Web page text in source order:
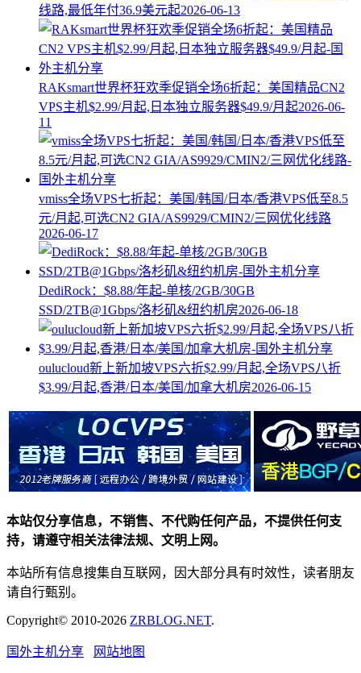
线路,最低年付36.9美元起2026-06-13
RAKsmart世界杯狂欢季促销全场6折起：美国精品CN2
VPS主机$2.99/月起,日本独立服务器$49.9/月起2026-06-
11
vmiss全场VPS七折起：美国/韩国/日本/香港VPS低至8.5
元/月起,可选CN2 GIA/AS9929/CMIN2/三网优化线路
2026-06-17
DediRock：$8.88/年起-单核/2GB/30GB
SSD/2TB@1Gbps/洛杉矶&纽约机房2026-06-18
oulucloud新上新加坡VPS六折$2.99/月起,全场VPS八折
$3.99/月起,香港/日本/美国/加拿大机房2026-06-15
本站仅分享信息，不销售、不代购任何产品，不提供任何支
持，请遵守相关法律法规、文明上网。
本站所有信息搜集自互联网，因大部分具有时效性，读者朋友
请自行甄别。
Copyright© 2010-2026 ZRBLOG.NET.
国外主机分享 网站地图